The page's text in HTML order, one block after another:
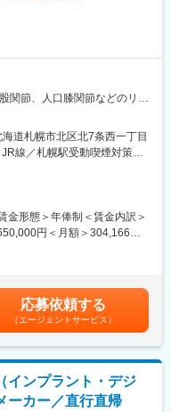
整えることが可能です。
業界の中でも非常にやりがい
意見やニーズをくみ取り、
の開発や既存製品の改良に
交換ができる環境です。
クターの意見やニーズをも
際に「この場面ではオーバ
ーを頂く機会も多く、差別
オンリーワンの製品にこだ
関節、人口膝関節などのリコ
者様の1人1人に合わせた提案
（手術の立会いあり／週10
関へのサポート（勉強・セ
など
る市場の一つです。
の多種多様な疾患に対し幅
分の売った製品で患者の
道札幌市北区北7条西一丁目
会社の定める事業所
金形態＞年俸制＜賃金内訳＞
円＜月額＞304,166円
ある為、上記条件を約束で
ティブ：年間目標を個人・チ
場合、135万円を支給賃金
を通じて上下する可能性が
めた表記です。
応募依頼する
（エージェントサービス）
インプラント・デジ
ーカー／直行直帰